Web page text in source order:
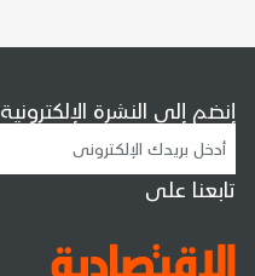
إنضم إلى النشرة الإلكترونية
تابعنا على